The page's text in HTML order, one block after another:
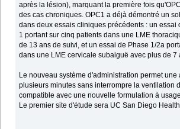
après la lésion), marquant la première fois
des cas chroniques. OPC1 a déjà démontré un
dans deux essais cliniques précédents : un essai
1 portant sur cinq patients dans une LME
de 13 ans de suivi, et un essai de Phase 1/2a
dans une LME cervicale subaiguë avec plus de 7
Le nouveau système d'administration permet une
plusieurs minutes sans interrompre la ventilation
compatible avec une nouvelle formulation à
Le premier site d'étude sera UC San Diego